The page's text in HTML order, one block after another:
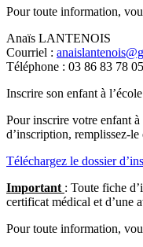
Pour toute information,
Anaïs LANTENOIS
Courriel :
Téléphone : 03 86 83 78 05
Inscrire son enfant à
Pour inscrire votre enfant
d’inscription, remplissez-le
Téléchargez le dossier
Important : Toute fiche
certificat médical et d’une
Pour toute information,